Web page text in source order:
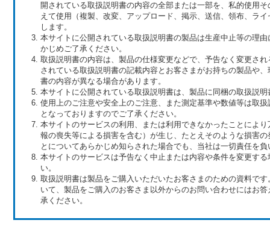
開されている取扱説明書の内容の全部または一部を、私的使用
えて使用（複製、改変、アップロード、掲示、送信、領布、ラ
します。
本サイトに公開されている取扱説明書の製品は生産中止等の理
かじめご了承ください。
取扱説明書の内容は、製品の仕様変更などで、予告なく変更さ
されている取扱説明書の記載内容とお客さまがお持ちの製品や
書の内容が異なる場合があります。
本サイトに公開されている取扱説明書は、製品に同梱の取扱説
使用上のご注意や安全上のご注意、また測定基準や数値等は取
となっておりますのでご了承ください。
本サイトのサービスの利用、または利用できなかったことによ
報の喪失等による損害を含む）が生じ、たとえそのような損害
とについてあらかじめ知らされた場合でも、当社は一切責任を
本サイトのサービスは予告なく中止または内容や条件を変更す
い。
取扱説明書は製品をご購入いただいたお客さまのための資料で
いて、製品をご購入のお客さま以外からのお問い合わせにはお
承ください。